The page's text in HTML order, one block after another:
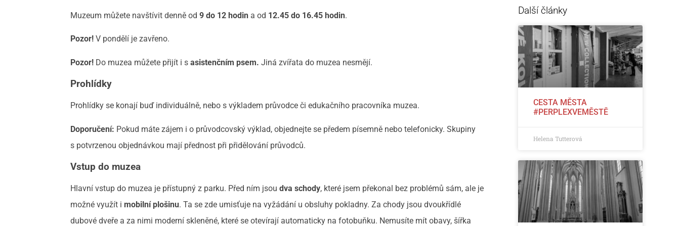
Muzeum můžete navštívit denně od9 do 12 hodin a od 12.45 do 16.45 hodin.
Pozor!V pondělí je zavřeno.
Pozor! Do muzea můžete přijít i s asistenčním psem.Jiná zvířata do muzea nesmějí.
Prohlídky
Prohlídky se konají buď individuálně, nebo s výkladem průvodce či edukačního pracovníka muzea.
Doporučení: Pokud máte zájem i o průvodcovský výklad, objednejte se předem písemně nebo telefonicky. Skupiny
s potvrzenou objednávkou mají přednost při přidělování průvodců.
Vstup do muzea
Hlavní vstup do muzea je přístupný z parku. Před ním jsoudva schody, které jsem překonal bez problémů sám, ale je
možné využít imobilní plošinu. Ta se zde umisťuje na vyžádání u obsluhy pokladny. Za chody jsou dvoukřídlé
dubové dveře a za nimi moderní skleněné, které se otevírají automaticky na fotobuňku. Nemusíte mít obavy, šířka
Další články
CESTA MĚSTA
#PERPLEXVEMĚSTĚ
Helena Tutterová